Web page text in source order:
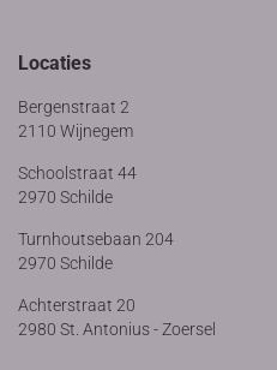
Locaties
Bergenstraat 2
2110 Wijnegem
Schoolstraat 44
2970 Schilde
Turnhoutsebaan 204
2970 Schilde
Achterstraat 20
2980 St. Antonius - Zoersel